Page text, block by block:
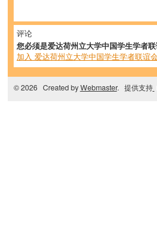
评论
您必须是爱达荷州立大学中国学生学者
加入 爱达荷州立大学中国学生学者联谊
© 2026 Created byWebmaster. 提供支持